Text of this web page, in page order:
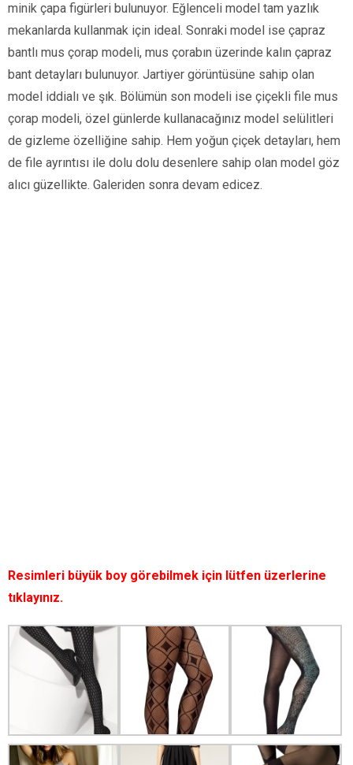
minik çapa figürleri bulunuyor. Eğlenceli model tam yazlık
mekanlarda kullanmak için ideal. Sonraki model ise çapraz
bantlı mus çorap modeli, mus çorabın üzerinde kalın çapraz
bant detayları bulunuyor. Jartiyer görüntüsüne sahip olan
model iddialı ve şık. Bölümün son modeli ise çiçekli file mus
çorap modeli, özel günlerde kullanacağınız model selülitleri
de gizleme özelliğine sahip. Hem yoğun çiçek detayları, hem
de file ayrıntısı ile dolu dolu desenlere sahip olan model göz
alıcı güzellikte. Galeriden sonra devam edicez.
Resimleri büyük boy görebilmek için lütfen üzerlerine
tıklayınız.